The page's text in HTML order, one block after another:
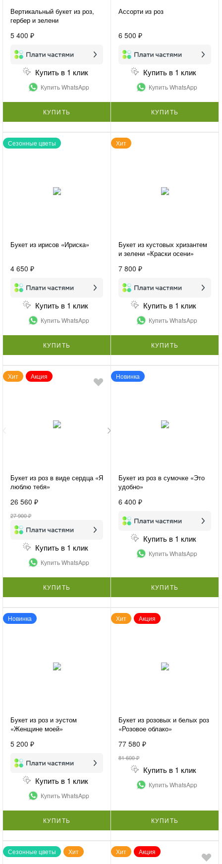
Вертикальный букет из роз,
гербер и зелени
5 400 ₽
Купить в 1 клик
Купить WhatsApp
КУПИТЬ
Ассорти из роз
6 500 ₽
Купить в 1 клик
Купить WhatsApp
КУПИТЬ
Сезонные цветы
Букет из ирисов «Ириска»
4 650 ₽
Купить в 1 клик
Купить WhatsApp
КУПИТЬ
Хит
Букет из кустовых хризантем
и зелени «Краски осени»
7 800 ₽
Купить в 1 клик
Купить WhatsApp
КУПИТЬ
Хит Акция
Букет из роз в виде сердца «Я
люблю тебя»
26 560 ₽
27 900 ₽
Купить в 1 клик
Купить WhatsApp
КУПИТЬ
Новинка
Букет из роз в сумочке «Это
удобно»
6 400 ₽
Купить в 1 клик
Купить WhatsApp
КУПИТЬ
Новинка
Букет из роз и эустом
«Женщине моей»
5 200 ₽
Купить в 1 клик
Купить WhatsApp
КУПИТЬ
Хит Акция
Букет из розовых и белых роз
«Розовое облако»
77 580 ₽
81 600 ₽
Купить в 1 клик
Купить WhatsApp
КУПИТЬ
Сезонные цветы Хит Хит Акция